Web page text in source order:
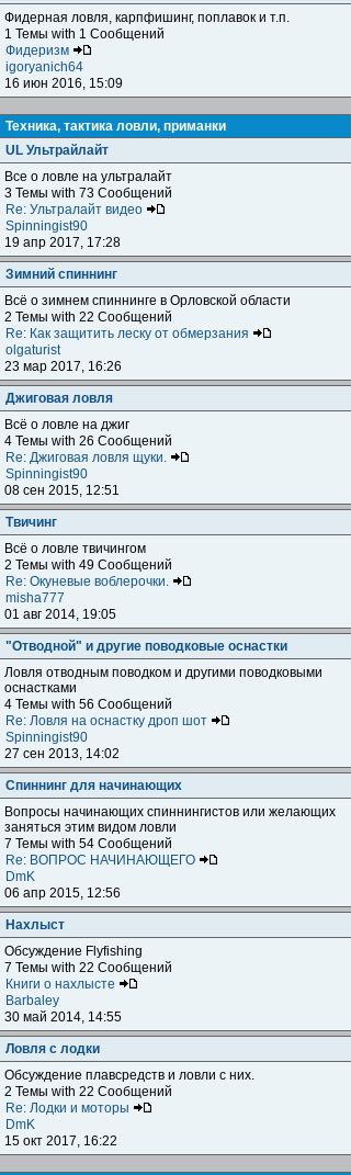
Фидерная ловля, карпфишинг, поплавок и т.п.
1 Темы with 1 Сообщений
Фидеризм
igoryanich64
16 июн 2016, 15:09
Техника, тактика ловли, приманки
UL Ультрайлайт
Все о ловле на ультралайт
3 Темы with 73 Сообщений
Re: Ультралайт видео
Spinningist90
19 апр 2017, 17:28
Зимний спиннинг
Всё о зимнем спиннинге в Орловской области
2 Темы with 22 Сообщений
Re: Как защитить леску от обмерзания
olgaturist
23 мар 2017, 16:26
Джиговая ловля
Всё о ловле на джиг
4 Темы with 26 Сообщений
Re: Джиговая ловля щуки.
Spinningist90
08 сен 2015, 12:51
Твичинг
Всё о ловле твичингом
2 Темы with 49 Сообщений
Re: Окуневые воблерочки.
misha777
01 авг 2014, 19:05
"Отводной" и другие поводковые оснастки
Ловля отводным поводком и другими поводковыми
оснастками
4 Темы with 56 Сообщений
Re: Ловля на оснастку дроп шот
Spinningist90
27 сен 2013, 14:02
Спиннинг для начинающих
Вопросы начинающих спиннингистов или желающих
заняться этим видом ловли
7 Темы with 54 Сообщений
Re: ВОПРОС НАЧИНАЮЩЕГО
DmK
06 апр 2015, 12:56
Нахлыст
Обсуждение Flyfishing
7 Темы with 22 Сообщений
Книги о нахлысте
Barbaley
30 май 2014, 14:55
Ловля с лодки
Обсуждение плавсредств и ловли с них.
2 Темы with 22 Сообщений
Re: Лодки и моторы
DmK
15 окт 2017, 16:22